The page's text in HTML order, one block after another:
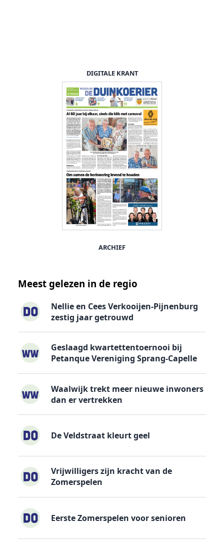
DIGITALE KRANT
ARCHIEF
Meest gelezen in de regio
Nellie en Cees Verkooijen-Pijnenburg
zestig jaar getrouwd
Geslaagd kwartettentoernooi bij
Petanque Vereniging Sprang-Capelle
Waalwijk trekt meer nieuwe inwoners
dan er vertrekken
De Veldstraat kleurt geel
Vrijwilligers zijn kracht van de
Zomerspelen
Eerste Zomerspelen voor senioren